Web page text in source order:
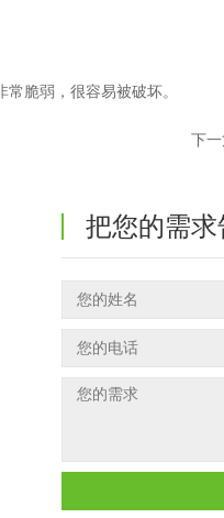
脆弱，很容易被破坏。
下一
把您的需求